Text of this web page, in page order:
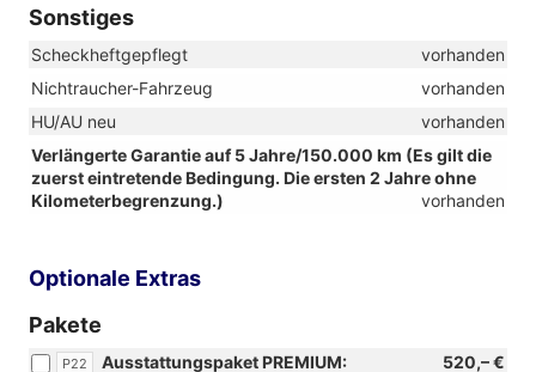
Sonstiges
Scheckheftgepflegt
vorhanden
Nichtraucher-Fahrzeug
vorhanden
HU/AU neu
vorhanden
Verlängerte Garantie auf 5 Jahre/150.000 km (Es gilt die
zuerst eintretende Bedingung. Die ersten 2 Jahre ohne
Kilometerbegrenzung.)
vorhanden
Optionale Extras
Pakete
P22 520,– €
Ausstattungspaket PREMIUM: